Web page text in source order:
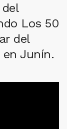
Los 50
del
en Junín.